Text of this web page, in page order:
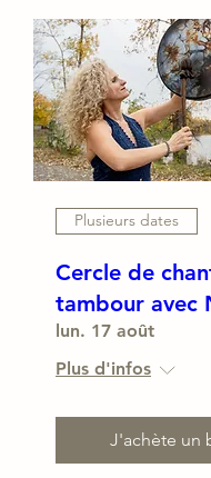
Plusieurs dates
Cercle de
tambour avec
lun. 17 août
Plus d'infos
J'achète un